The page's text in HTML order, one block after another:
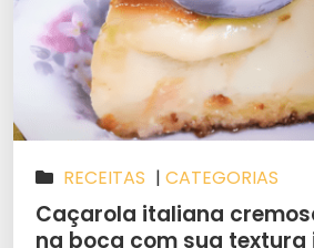
RECEITAS | CATEGORIAS
Caçarola italiana
na boca com sua textura